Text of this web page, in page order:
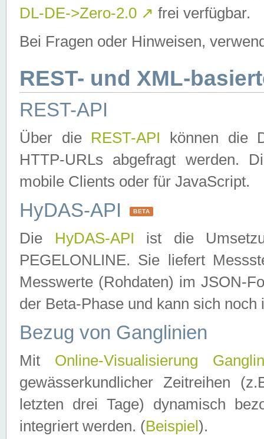
DL-DE->Zero-2.0 ↗ frei verfügbar.
Bei Fragen oder Hinweisen,
REST- und XML-
REST-API
Über die REST-API können die
HTTP-URLs abgefragt werden.
mobile Clients oder für JavaScript.
HyDAS-API BETA
Die HyDAS-API ist die
PEGELONLINE. Sie liefert
Messwerte (Rohdaten) im JSON-
der Beta-Phase und kann sich noch
Bezug von Ganglinien
Mit Online-Visualisierung
gewässerkundlicher Zeitreihen
letzten drei Tage) dynamisch
integriert werden. (Beispiel ).